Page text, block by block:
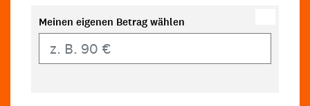
Meinen eigenen Betrag wählen